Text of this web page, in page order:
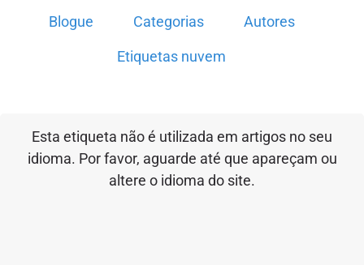
Blogue Categorias Autores
Etiquetas nuvem